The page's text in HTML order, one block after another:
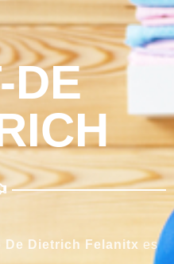
DE
Dietrich Felanitx es